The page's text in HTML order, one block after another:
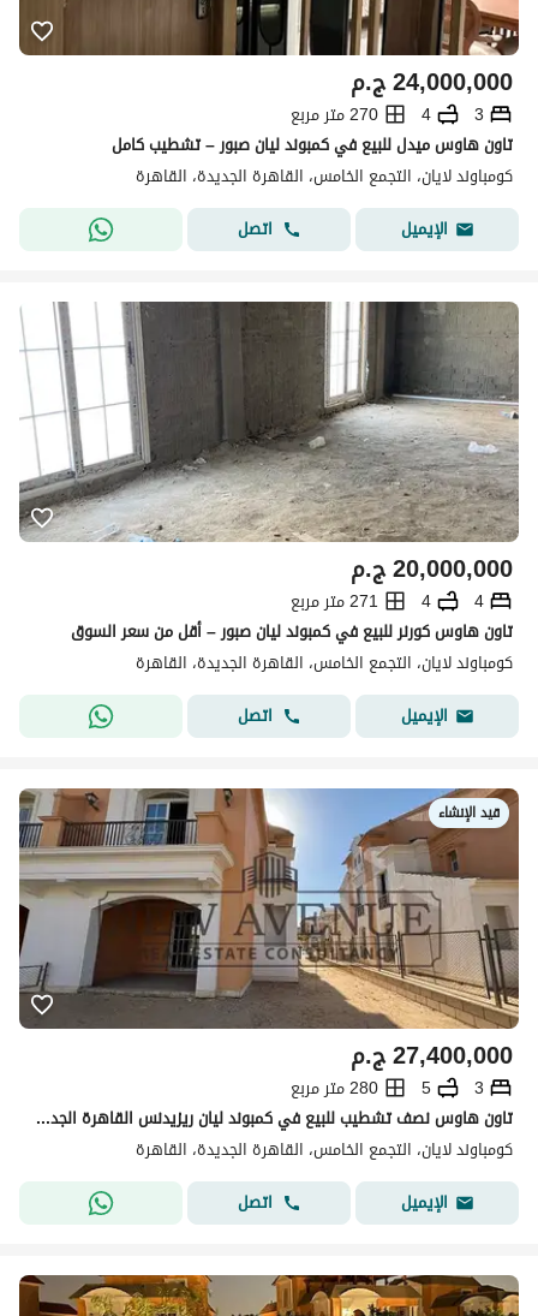
ج.م24,000,000
3
4
270 متر مربع
تاون هاوس ميدل للبيع في كمبوند ليان صبور – تشطيب كامل
كومباوند لايان، التجمع الخامس، القاهرة الجديدة، القاهرة
الإيميل
اتصل
ج.م20,000,000
4
4
271 متر مربع
تاون هاوس كورنر للبيع في كمبوند ليان صبور – أقل من سعر السوق
كومباوند لايان، التجمع الخامس، القاهرة الجديدة، القاهرة
الإيميل
اتصل
قيد الإنشاء
ج.م27,400,000
3
5
280 متر مربع
تاون هاوس نصف تشطيب للبيع في كمبوند ليان ريزيدنس القاهرة الجديدة Layan Residence جاهز للسكن في موقع متميز Golden Square
كومباوند لايان، التجمع الخامس، القاهرة الجديدة، القاهرة
الإيميل
اتصل